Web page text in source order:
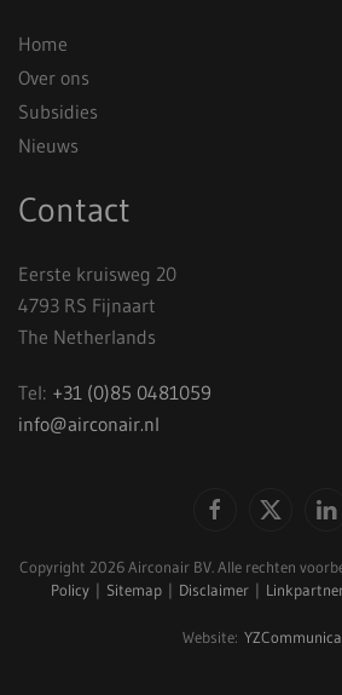
Home
Over ons
Subsidies
Nieuws
Contact
Eerste kruisweg 20
4793 RS Fijnaart
The Netherlands
Tel: +31 (0)85 0481059
info@airconair.nl
Copyright 2026 Airconair BV. Alle rechten
Policy | Sitemap | Disclaimer |
Website: